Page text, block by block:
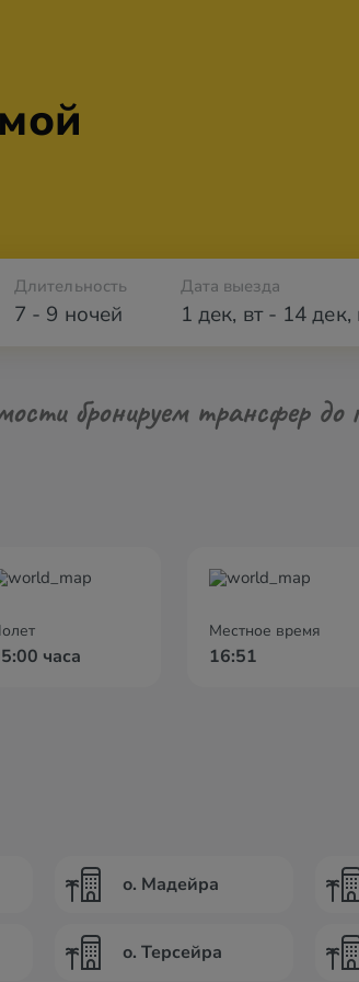
7 - 9 ночей
Длительность Дата выезда
1 дек, вт- 14 дек,
бронируем трансфер до
часа
Местное время
16:51
о. Мадейра
о. Терсейра